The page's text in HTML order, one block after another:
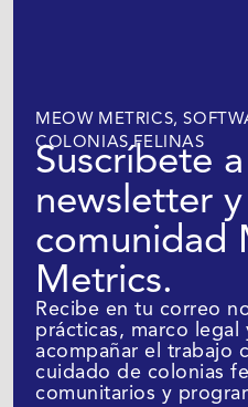
MEOW METRICS,
COLONIAS FELINAS
Suscríbete
newsletter
comunidad
Metrics.
Recibe en tu correo
prácticas, marco legal
acompañar el trabajo
cuidado de colonias
comunitarios y